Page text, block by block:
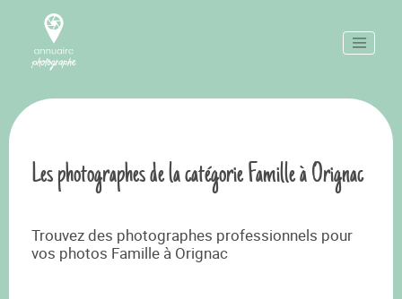
Les photographes de la catégorie Famille à Orignac
Trouvez des photographes professionnels pour
vos photos Famille à Orignac